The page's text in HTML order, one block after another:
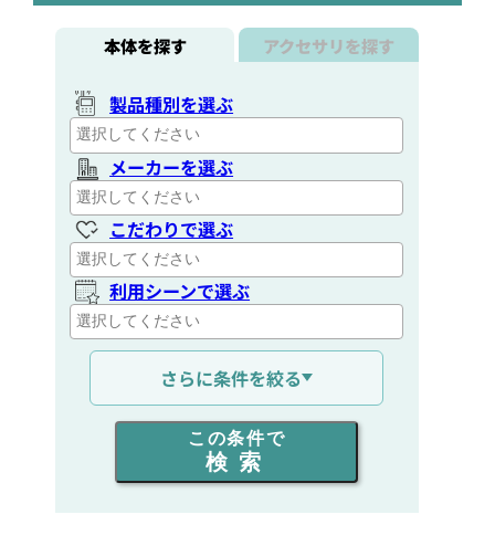
本体を探す アクセサリを探す
製品種別を選ぶ
メーカーを選ぶ
こだわりで選ぶ
利用シーンで選ぶ
通信距離を選ぶ
出力を選ぶ
同時通話人数を選ぶ
さらに条件を絞る
この条件で
検索